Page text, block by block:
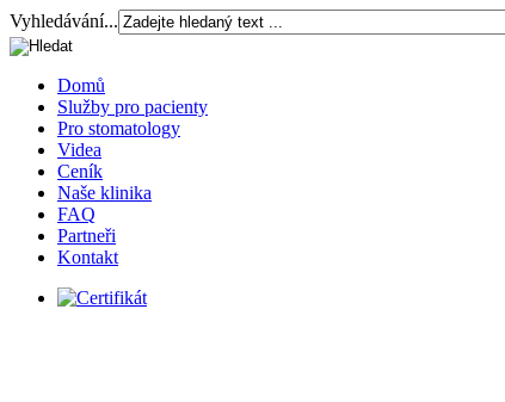
Vyhledávání...
Domů
Služby pro pacienty
Pro stomatology
Videa
Ceník
Naše klinika
FAQ
Partneři
Kontakt